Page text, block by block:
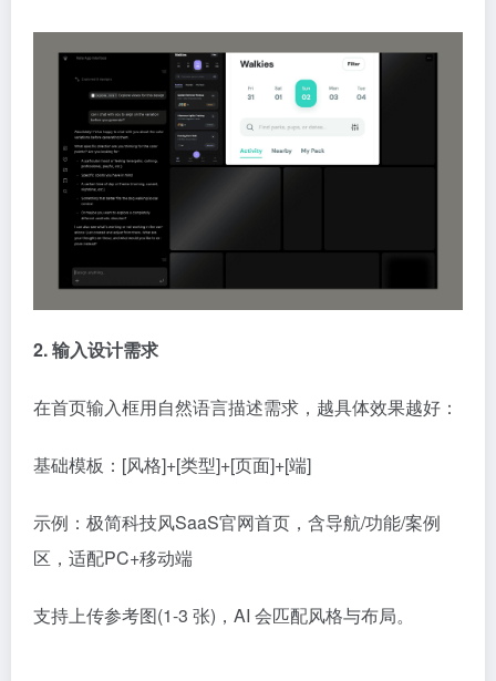
2. 输入设计需求
在首页输入框用自然语言描述需求，越具体效果越好：
基础模板：[风格]+[类型]+[页面]+[端]
示例：极简科技风SaaS官网首页，含导航/功能/案例
区，适配PC+移动端
支持上传参考图(1-3 张)，AI 会匹配风格与布局。